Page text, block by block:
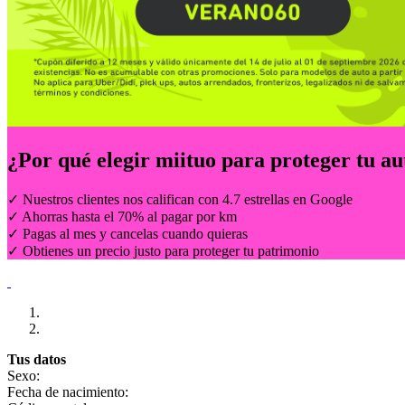
¿Por qué elegir miituo para proteger tu
✓ Nuestros clientes nos califican con 4.7 estrellas en Google
✓ Ahorras hasta el 70% al pagar por km
✓ Pagas al mes y cancelas cuando quieras
✓ Obtienes un precio justo para proteger tu patrimonio
Tus datos
Sexo:
Fecha de nacimiento: